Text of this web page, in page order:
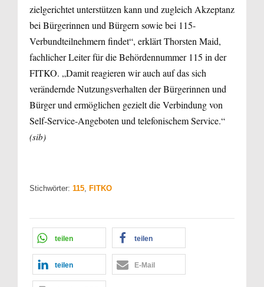
zielgerichtet unterstützen kann und zugleich Akzeptanz
bei Bürgerinnen und Bürgern sowie bei 115-
Verbundteilnehmern findet“, erklärt Thorsten Maid,
fachlicher Leiter für die Behördennummer 115 in der
FITKO. „Damit reagieren wir auch auf das sich
verändernde Nutzungsverhalten der Bürgerinnen und
Bürger und ermöglichen gezielt die Verbindung von
Self-Service-Angeboten und telefonischem Service.“
(sib)
Stichwörter: 115 FITKO
teilen teilen
teilen E-Mail